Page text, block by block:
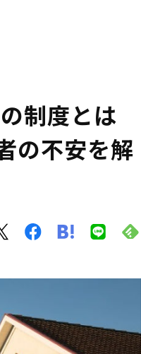
制度とは
の不安を解